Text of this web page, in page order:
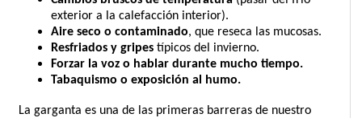
exterior a la calefacción interior).
Aire seco o contaminado, que reseca las mucosas.
Resfriados y gripes típicos del invierno.
Forzar la voz o hablar durante mucho tiempo.
Tabaquismo o exposición al humo.
La garganta es una de las primeras barreras de nuestro